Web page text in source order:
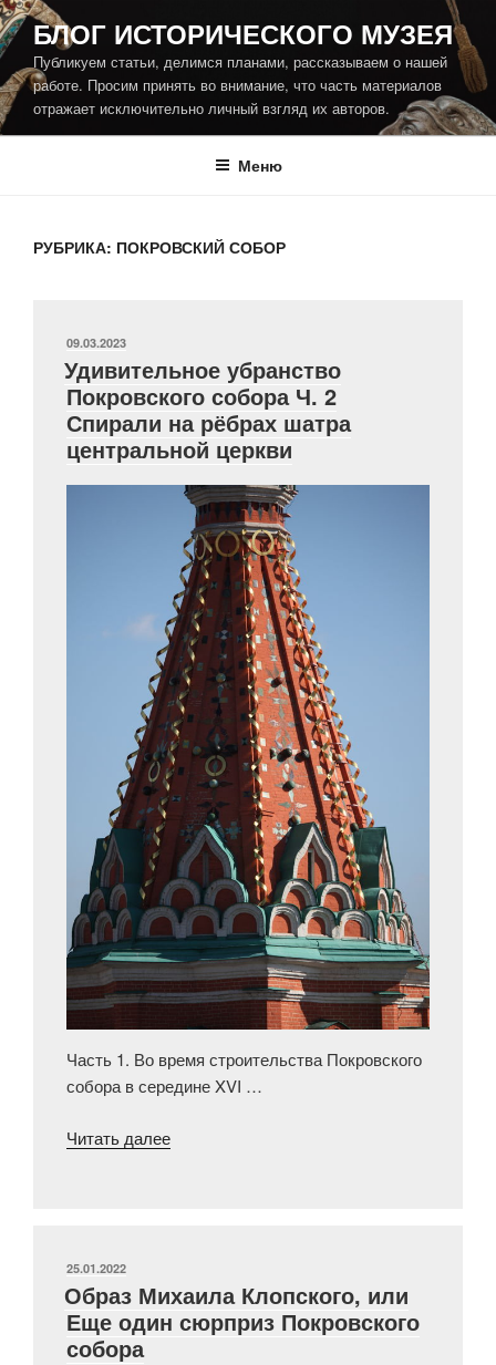
Перейти
к
содержимому
БЛОГ ИСТОРИЧЕСКОГО МУЗЕЯ
Публикуем статьи, делимся планами, рассказываем о нашей
работе. Просим принять во внимание, что часть материалов
отражает исключительно личный взгляд их авторов.
Меню
РУБРИКА: ПОКРОВСКИЙ СОБОР
ОПУБЛИКОВАНО
09.03.2023
Удивительное убранство
Покровского собора Ч. 2
Спирали на рёбрах шатра
центральной церкви
Часть 1. Во время строительства Покровского
собора в середине XVI …
Читать далее«Удивительное
Спирали
на
ОПУБЛИКОВАНО
25.01.2022
Образ Михаила Клопского, или
Еще один сюрприз Покровского
собора